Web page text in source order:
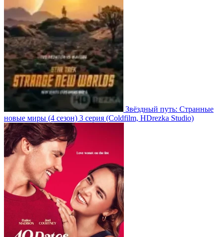
Звёздный путь: Странные
новые миры (4 сезон) 3 серия (Coldfilm, HDrezka Studio)